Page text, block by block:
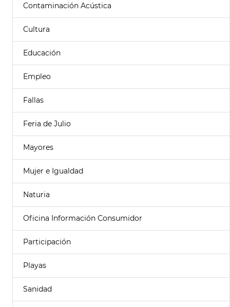
Contaminación Acústica
Cultura
Educación
Empleo
Fallas
Feria de Julio
Mayores
Mujer e Igualdad
Naturia
Oficina Información Consumidor
Participación
Playas
Sanidad